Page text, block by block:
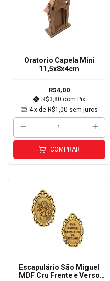
Oratorio Capela Mini
11,5x8x4cm
R$4,00
R$3,80 com Pix
4 x de R$1,00 sem juros
COMPRAR
Escapulário São Miguel
MDF Cru Frente e Verso